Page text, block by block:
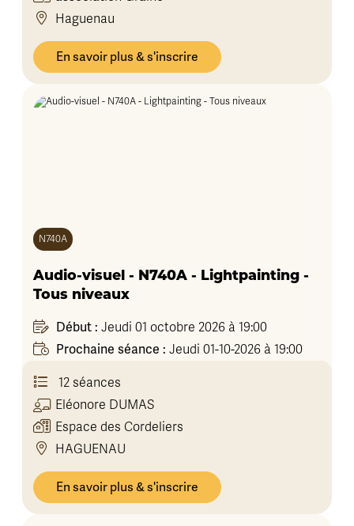
Haguenau
En savoir plus & s'inscrire
N740A
Audio-visuel - N740A - Lightpainting -
Tous niveaux
Début : Jeudi 01 octobre 2026 à 19:00
Prochaine séance : Jeudi 01-10-2026 à 19:00
12 séances
Eléonore DUMAS
Espace des Cordeliers
HAGUENAU
En savoir plus & s'inscrire